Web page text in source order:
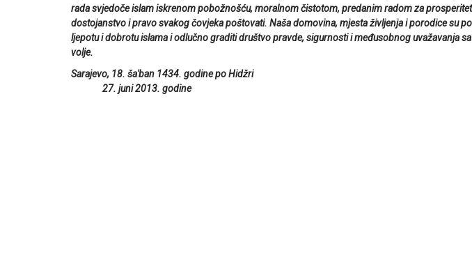
rada svjedoče islam iskrenom pobožnošću, moralnom čistotom, predanim radom za
dostojanstvo i pravo svakog čovjeka poštovati. Naša domovina, mjesta življenja i porodice su
ljepotu i dobrotu islama i odlučno graditi društvo pravde, sigurnosti i međusobnog uvažavanja
volje.
Sarajevo, 18. ša'ban 1434. godine po Hidžri
27. juni 2013. godine